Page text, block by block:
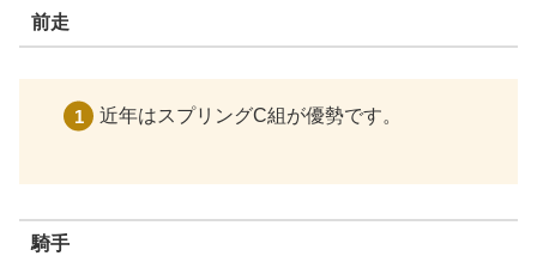
前走
近年はスプリングC組が優勢です。
騎手